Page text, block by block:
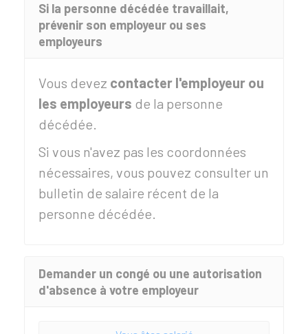
Si la personne décédée travaillait,
prévenir son employeur ou ses
employeurs
Vous devez contacter l'employeur ou
les employeurs de la personne
décédée.
Si vous n'avez pas les coordonnées
nécessaires, vous pouvez consulter un
bulletin de salaire récent de la
personne décédée.
Demander un congé ou une autorisation
d'absence à votre employeur